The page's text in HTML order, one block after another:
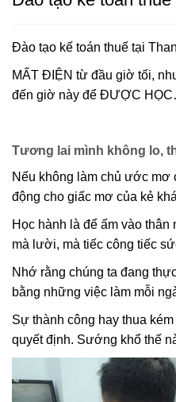
Đào tạo kế toán thuế tại
MẤT ĐIỆN từ đầu giờ tối,
đến giờ này để ĐƯỢC
Tương lai mình không lo,
Nếu không làm chủ ước mơ
động cho giấc mơ của kẻ
Học hành là để ấm vào
mà lười, mà tiếc công tiếc
Nhớ rằng chúng ta đang
bằng những việc làm mỗi
Sự thành công hay thua
quyết định. Sướng khổ thế